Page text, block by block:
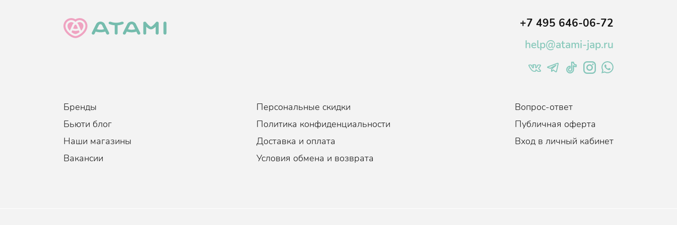
+7 495 646-06-72
help@atami-jap.ru
Бренды
Бьюти блог
Наши магазины
Вакансии
Персональные скидки
Политика конфиденциальности
Доставка и оплата
Условия обмена и возврата
Вопрос-ответ
Публичная оферта
Вход в личный кабинет